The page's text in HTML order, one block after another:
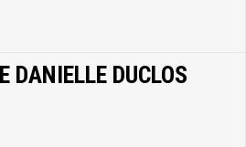
DANIELLE DUCLOS